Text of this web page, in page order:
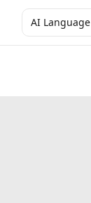
AI Language